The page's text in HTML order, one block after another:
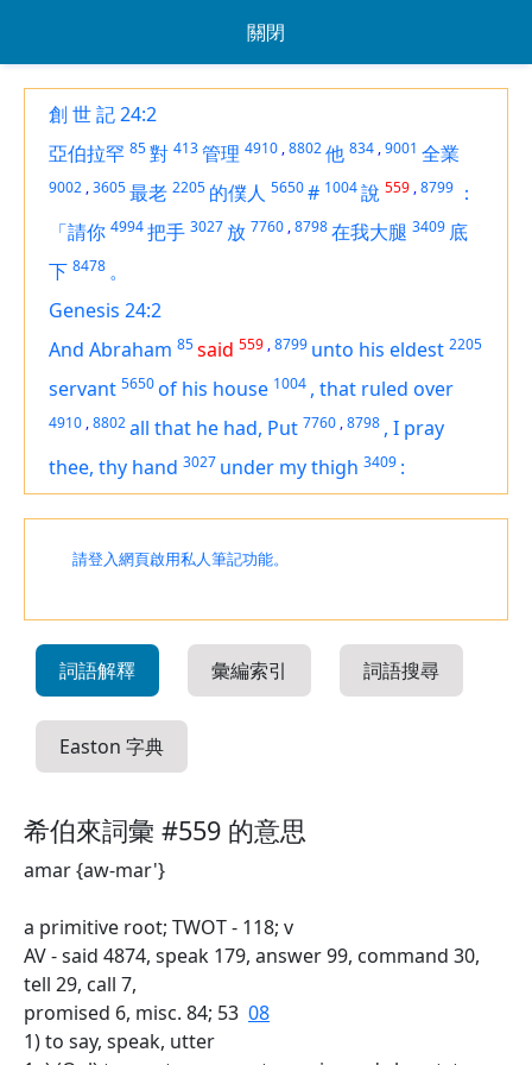
關閉
創 世 記 24:2
亞伯拉罕 85對 413管理 4910 ,8802他 834 ,9001 全業
9002 ,3605最老 2205 的僕人 5650# 1004說 559 ,8799 ：
「請你 4994把手 3027 放 7760 ,8798在我大腿 3409 底
下 8478 。
Genesis 24:2
And Abraham 85said 559 ,8799 unto his eldest 2205
servant 5650of his house 1004 , that ruled over
4910 ,8802all that he had, Put 7760 ,8798 , I pray
thee, thy hand 3027 under my thigh 3409 :
請登入網頁啟用私人筆記功能。
詞語解釋 彙編索引 詞語搜尋
Easton 字典
希伯來詞彙 #559 的意思
amar {aw-mar'}
a primitive root; TWOT - 118; v
AV - said 4874, speak 179, answer 99, command 30,
tell 29, call 7,
promised 6, misc. 84; 53 08
1) to say, speak, utter